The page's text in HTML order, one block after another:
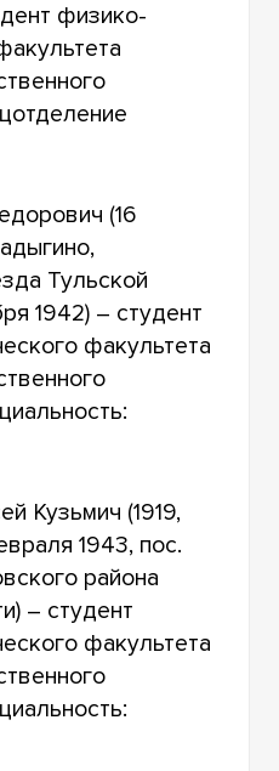
физико-
(16
Тульской
1942) – студент
факультета
Кузьмич (1919,
1943, пос.
района
– студент
факультета